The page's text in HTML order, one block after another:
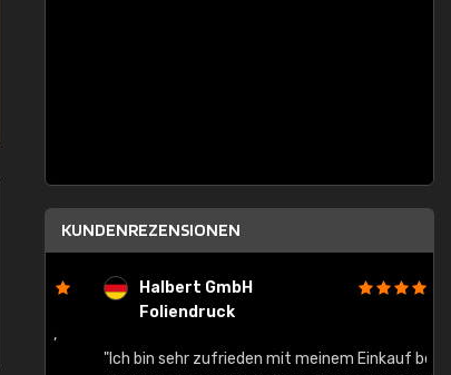
KUNDENREZENSIONEN
Halbert GmbH
Foliendruck
"Ich bin sehr zufrieden mit meinem Einkauf bei